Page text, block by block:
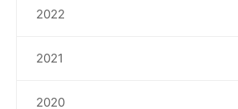
2022
2021
2020